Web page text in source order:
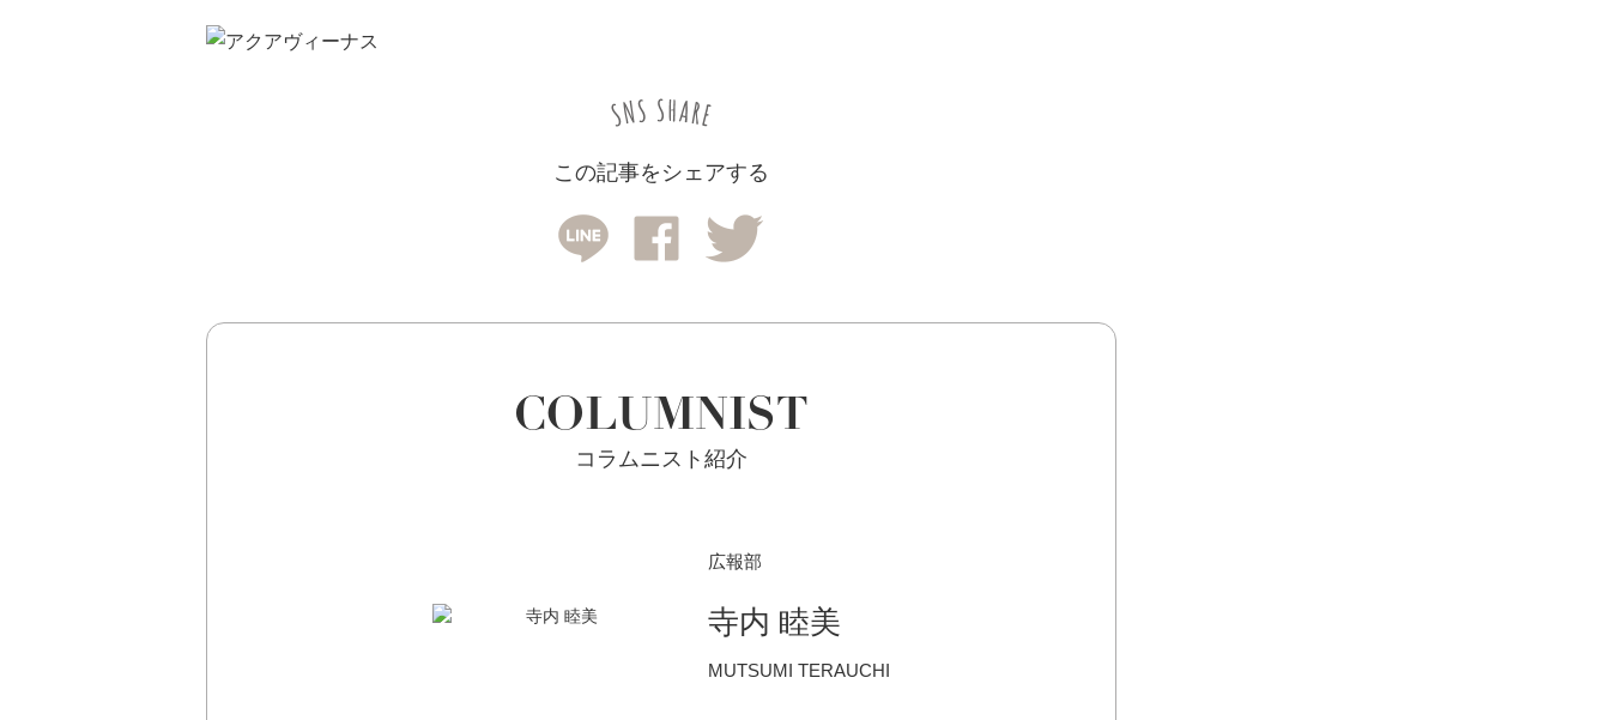
この記事をシェアする
COLUMNIST
コラムニスト紹介
広報部
寺内 睦美
MUTSUMI TERAUCHI